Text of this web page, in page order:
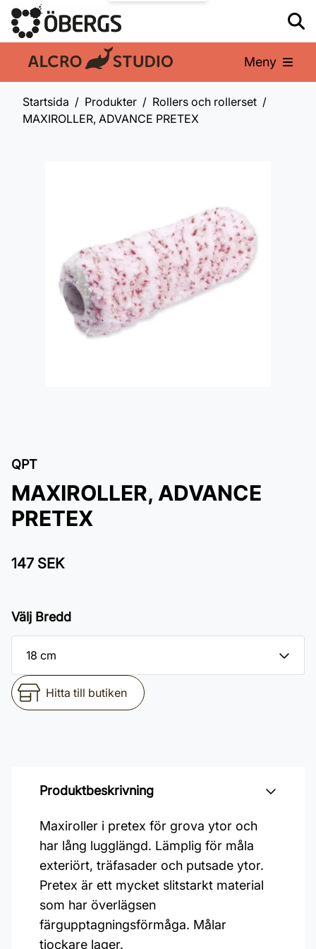
En del av: Meny
Startsida Produkter
Rollers och rollerset
MAXIROLLER, ADVANCE PRETEX
QPT
MAXIROLLER, ADVANCE
PRETEX
147 SEK
Välj Bredd
Hitta till butiken
Produktbeskrivning
Maxiroller i pretex för grova ytor och
har lång lugglängd. Lämplig för måla
exteriört, träfasader och putsade ytor.
Pretex är ett mycket slitstarkt material
som har överlägsen
färgupptagningsförmåga. Målar
tjockare lager.